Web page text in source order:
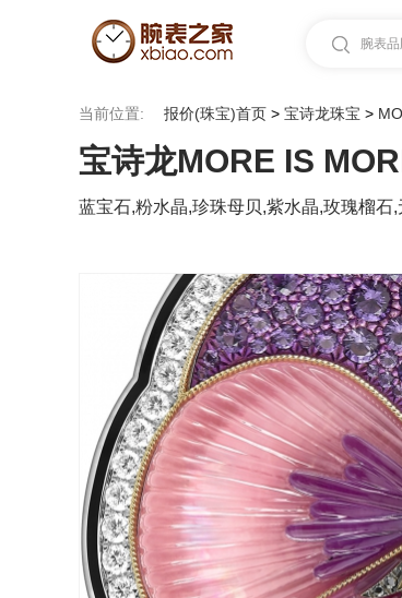
腕表
当前位置: 报价(珠宝)首页 > 宝诗龙珠宝 >
宝诗龙MORE IS
蓝宝石,粉水晶,珍珠母贝,紫水晶,玫瑰榴石